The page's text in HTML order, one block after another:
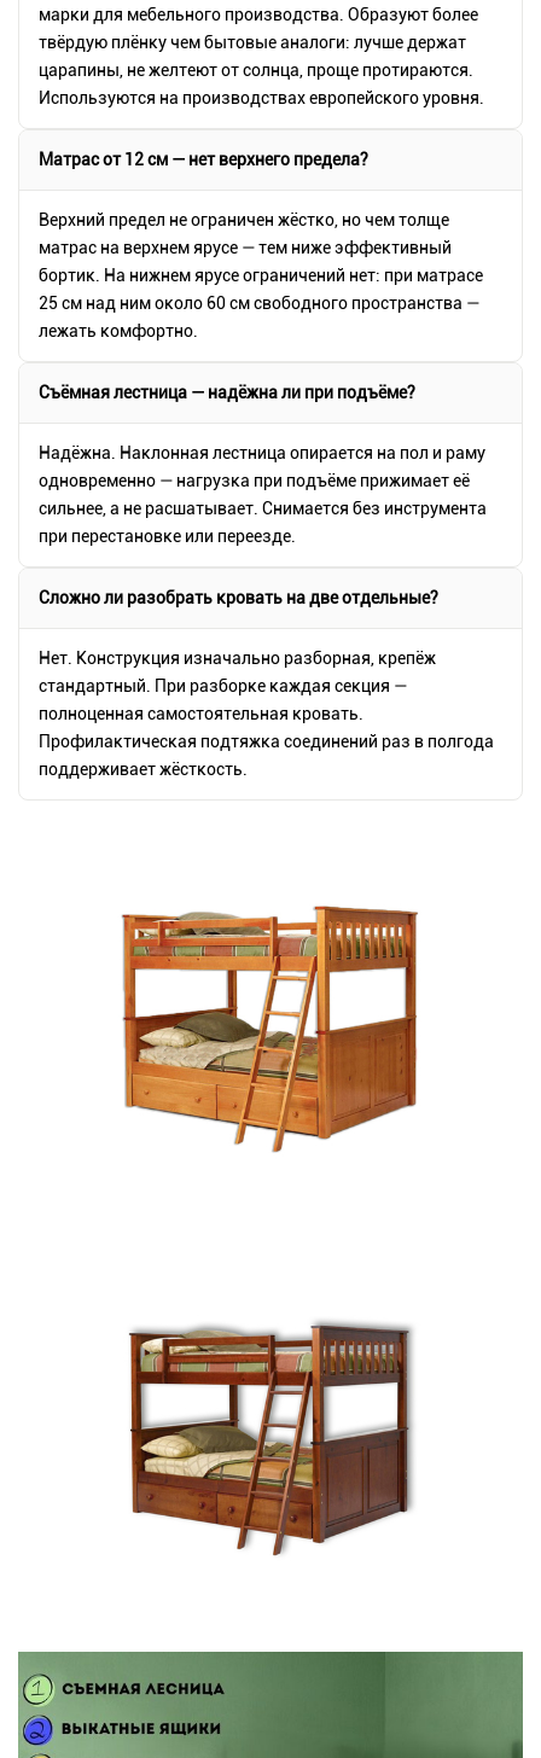
марки для мебельного производства. Образуют более
твёрдую плёнку чем бытовые аналоги: лучше держат
царапины, не желтеют от солнца, проще протираются.
Используются на производствах европейского уровня.
Матрас от 12 см — нет верхнего предела?
Верхний предел не ограничен жёстко, но чем толще
матрас на верхнем ярусе — тем ниже эффективный
бортик. На нижнем ярусе ограничений нет: при матрасе
25 см над ним около 60 см свободного пространства —
лежать комфортно.
Съёмная лестница — надёжна ли при подъёме?
Надёжна. Наклонная лестница опирается на пол и раму
одновременно — нагрузка при подъёме прижимает её
сильнее, а не расшатывает. Снимается без инструмента
при перестановке или переезде.
Сложно ли разобрать кровать на две отдельные?
Нет. Конструкция изначально разборная, крепёж
стандартный. При разборке каждая секция —
полноценная самостоятельная кровать.
Профилактическая подтяжка соединений раз в полгода
поддерживает жёсткость.